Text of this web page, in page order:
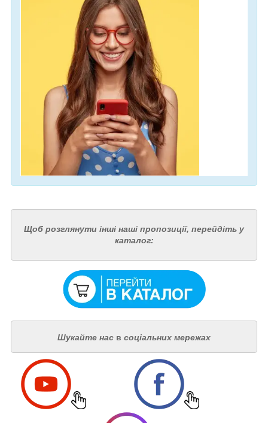
Щоб розглянути інші наші пропозиції, перейдіть у
каталог:
Шукайте нас в соціальних мережах